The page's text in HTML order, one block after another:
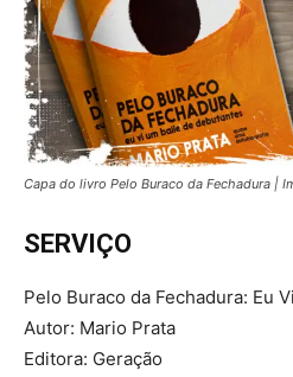
Capa do livro Pelo Buraco da Fechadura |
SERVIÇO
Pelo Buraco da Fechadura: Eu
Autor: Mario Prata
Editora: Geração